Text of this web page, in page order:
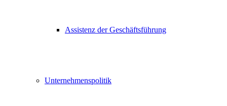
Assistenz der Geschäftsführung
Unternehmenspolitik